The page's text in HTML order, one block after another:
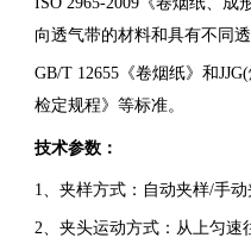
向透气带的材料和具有不同
GB/T 12655《卷烟纸》和
检定规程》等标准。
技术参数：
1、夹样方式：自动夹样/手动
2、夹头运动方式：从上匀速